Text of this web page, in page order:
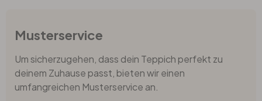
Musterservice
Um sicherzugehen, dass dein Teppich perfekt zu
deinem Zuhause passt, bieten wir einen
umfangreichen Musterservice an.